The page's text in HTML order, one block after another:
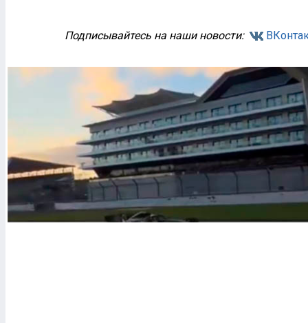
Подписывайтесь на наши новости: